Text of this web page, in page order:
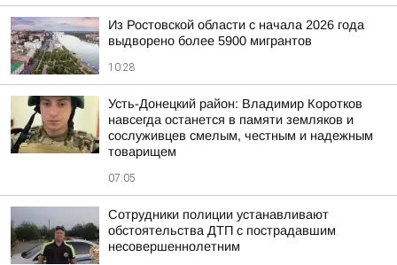
Из Ростовской области с начала 2026 года
выдворено более 5900 мигрантов
10:28
Усть-Донецкий район: Владимир Коротков
навсегда останется в памяти земляков и
сослуживцев смелым, честным и надежным
товарищем
07:05
Сотрудники полиции устанавливают
обстоятельства ДТП с пострадавшим
несовершеннолетним